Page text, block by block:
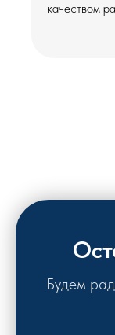
качеством
Будем